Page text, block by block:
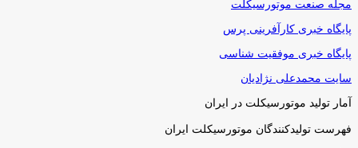
مجله صنعت موتورسیکلت
پایگاه خبری کارآفرینی پرس
پایگاه خبری موفقیت شناسی
سایت محمدعلی نژادیان
آمار تولید موتورسیکلت در ایران
فهرست تولیدکنندگان موتورسیکلت ایران